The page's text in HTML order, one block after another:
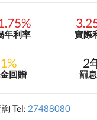
年利率 實際
1%
回贈
2
罰
Tel: 27488080